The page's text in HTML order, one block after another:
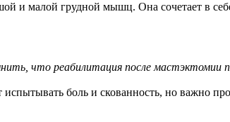
и малой грудной мышц. Она сочетает в
что реабилитация после мастэктомии
боль и скованность, но важно